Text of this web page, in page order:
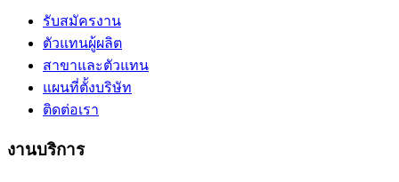
รับสมัครงาน
ตัวแทนผู้ผลิต
สาขาและตัวแทน
แผนที่ตั้งบริษัท
ติดต่อเรา
งานบริการ